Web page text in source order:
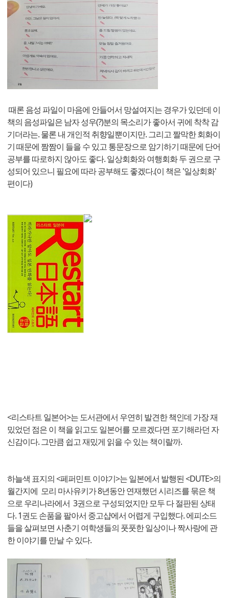
때론 음성 파일이 마음에 안들어서 망설여지는 경우가 있던데 이
책의 음성파일은 남자 성우(?)분의 목소리가 좋아서 귀에 착착 감
기더라는. 물론 내 개인적 취향일뿐이지만. 그리고 짤막한 회화이
기 때문에 짬짬이 들을 수 있고 통문장으로 암기하기 때문에 단어
공부를 따로하지 않아도 좋다. 일상회화와 여행회화 두 권으로 구
성되어 있으니 필요에 따라 공부해도 좋겠다.(이 책은 '일상회화'
편이다)
<리스타트 일본어>는 도서관에서 우연히 발견한 책인데 가장 재
밌었던 점은 이 책을 읽고도 일본어를 모르겠다면 포기해라던 자
신감이다. 그만큼 쉽고 재밌게 읽을 수 있는 책이랄까.
하늘색 표지의 <페퍼민트 이야기>는 일본에서 발행된 <DUTE>의
월간지에 모리 마사유키가 8년동안 연재했던 시리즈를 묶은 책
으로 우리나라에서 3권으로 구성되었지만 모두 다 절판된 상태
다. 1권도 손품을 팔아서 중고샵에서 어렵게 구입했다. 에피소드
들을 살펴보면 사춘기 여학생들의 풋풋한 일상이나 짝사랑에 관
한 이야기를 만날 수 있다.